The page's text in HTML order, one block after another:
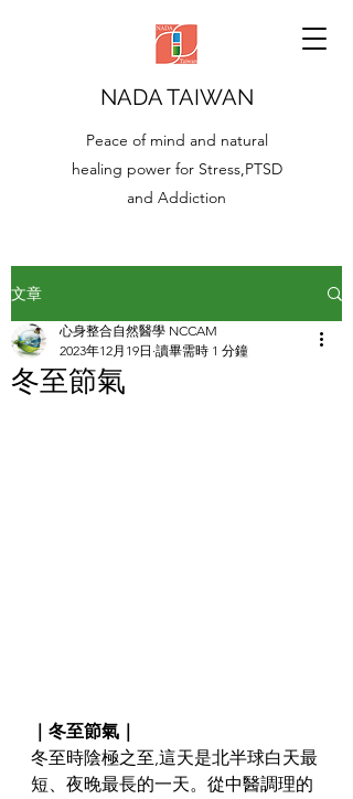
NADA TAIWAN
Peace of mind and natural
healing power for Stress,PTSD
and Addiction
文章
冬至節氣
心身整合自然醫學 NCCAM
2023年12月19日 讀畢需時 1 分鐘
｜冬至節氣｜
冬至時陰極之至,這天是北半球白天最
短、夜晚最長的一天。從中醫調理的